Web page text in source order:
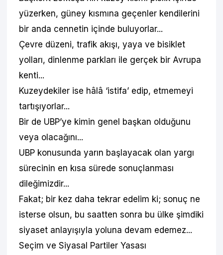
yüzerken, güney kısmına geçenler kendilerini
bir anda cennetin içinde buluyorlar...
Çevre düzeni, trafik akışı, yaya ve bisiklet
yolları, dinlenme parkları ile gerçek bir Avrupa
kenti...
Kuzeydekiler ise hâlâ ‘istifa’ edip, etmemeyi
tartışıyorlar...
Bir de UBP’ye kimin genel başkan olduğunu
veya olacağını...
UBP konusunda yarın başlayacak olan yargı
sürecinin en kısa sürede sonuçlanması
dileğimizdir...
Fakat; bir kez daha tekrar edelim ki; sonuç ne
isterse olsun, bu saatten sonra bu ülke şimdiki
siyaset anlayışıyla yoluna devam edemez...
Seçim ve Siyasal Partiler Yasası